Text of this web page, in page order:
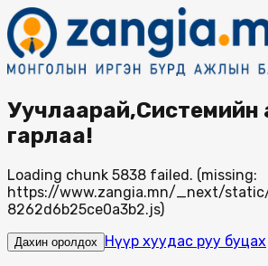
Уучлаарай,Системийн
гарлаа!
Loading chunk 5838 failed. (missing:
https://www.zangia.mn/_next/
8262d6b25ce0a3b2.js)
Дахин оролдох Нүүр хуудас руу буцах